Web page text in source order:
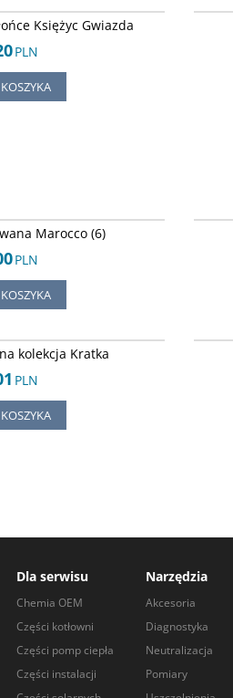
Księżyc Gwiazda
PLN
Marocco (6)
PLN
kolekcja Kratka
PLN
Dla serwisu
Chemia OEM
Części kotłowni
Części pomp ciepła
Części instalacji
Narzędzia
Akcesoria
Diagnostyka
Neutralizacja
Pomiary